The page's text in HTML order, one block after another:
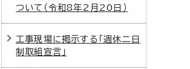
ついて（令和8年2月20日）
工事現場に掲示する「週休二日
制取組宣言」